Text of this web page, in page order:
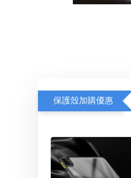
保護殼加購優惠